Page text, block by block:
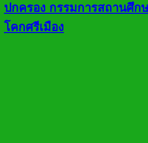
ปกครอง กรรมการสถานศึก
โคกศรีเมือง